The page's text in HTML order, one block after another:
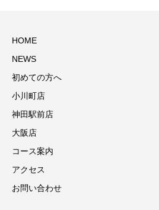
HOME
NEWS
初めての方へ
小川町店
神田駅前店
大阪店
コース案内
アクセス
お問い合わせ